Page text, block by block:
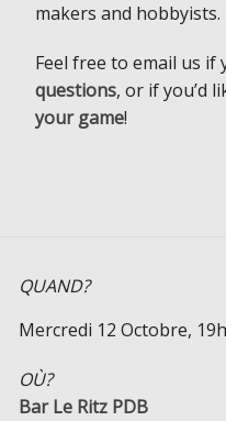
makers and hobbyists.
Feel free to email us if
questions, or if you’d
your game!
QUAND?
Mercredi 12 Octobre,
OÙ?
Bar Le Ritz PDB